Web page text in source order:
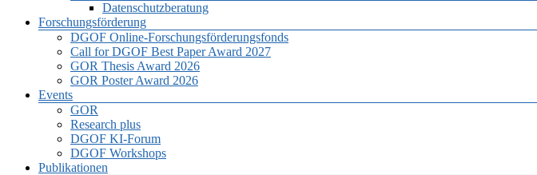
Datenschutzberatung
Forschungsförderung
DGOF Online-Forschungsförderungsfonds
Call for DGOF Best Paper Award 2027
GOR Thesis Award 2026
GOR Poster Award 2026
Events
GOR
Research plus
DGOF KI-Forum
DGOF Workshops
Publikationen